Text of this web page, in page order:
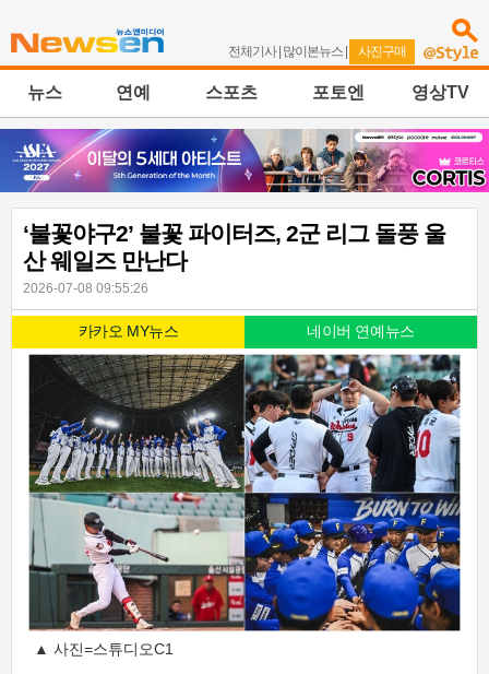
전체기사| 많이본뉴스 | 사진구매
뉴스 연예 스포츠 포토엔 영상TV
‘불꽃야구2’ 불꽃 파이터즈, 2군 리그 돌풍 울
산 웨일즈 만난다
2026-07-08 09:55:26
카카오 MY뉴스 네이버 연예뉴스
▲ 사진=스튜디오C1